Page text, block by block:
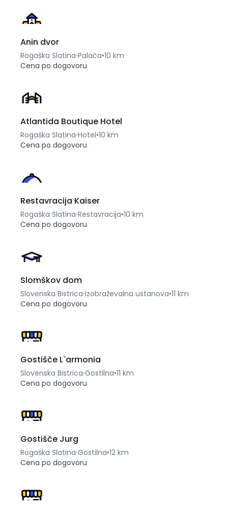
Anin dvor
Rogaška Slatina Palača•10 km
Cena po dogovoru
Atlantida Boutique Hotel
Rogaška Slatina Hotel•10 km
Cena po dogovoru
Restavracija Kaiser
Rogaška Slatina Restavracija•10 km
Cena po dogovoru
Slomškov dom
Slovenska Bistrica Izobraževalna ustanova•11 km
Cena po dogovoru
Gostišče L`armonia
Slovenska Bistrica Gostilna•11 km
Cena po dogovoru
Gostišče Jurg
Rogaška Slatina Gostilna•12 km
Cena po dogovoru